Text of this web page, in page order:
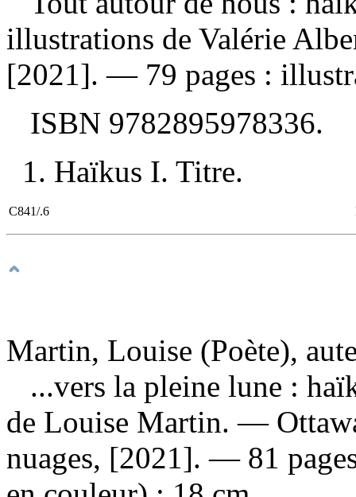
illustrations de Valérie
[2021]. — 79 pages :
ISBN 9782895978336.
1. Haïkus I. Titre.
C841/.6
Martin, Louise (Poète),
...vers la pleine lune :
de Louise Martin. —
nuages, [2021]. — 81